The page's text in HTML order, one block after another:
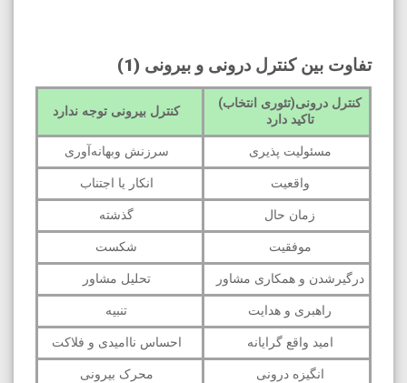
تفاوت بین کنترل درونی و بیرونی (1)
کنترل درونی(تئوری انتخاب)
تاکید دارد
کنترل بیرونی توجه ندارد
مسئولیت پذیری سرزنش وبهانه‌آوری
واقعیت انکار یا اجتناب
زمان حال گذشته
موفقیت شکست
درگیرشدن و همکاری مشاور تحلیل مشاور
راهبری و هدایت تنبیه
امید واقع گرایانه احساس ناامیدی و فلاکت
انگیزه درونی محرک بیرونی